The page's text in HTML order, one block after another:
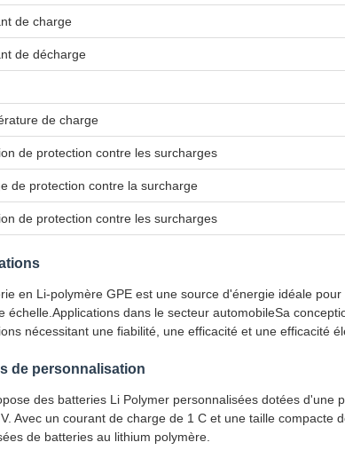
de charge
de décharge
de charge
de protection contre les surcharges
de protection contre la surcharge
de protection contre les surcharges
en Li-polymère GPE est une source d'énergie idéale
échelle.Applications dans le secteur automobileSa
nécessitant une fiabilité, une efficacité et une efficacité
de personnalisation
des batteries Li Polymer personnalisées dotées
Avec un courant de charge de 1 C et une taille
de batteries au lithium polymère.